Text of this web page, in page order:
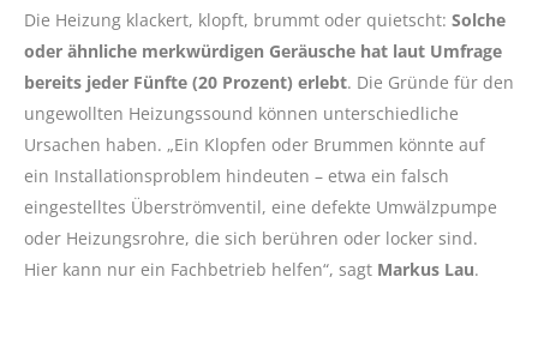
Die Heizung klackert, klopft, brummt oder quietscht: Solche
oder ähnliche merkwürdigen Geräusche hat laut Umfrage
bereits jeder Fünfte (20 Prozent) erlebt. Die Gründe für den
ungewollten Heizungssound können unterschiedliche
Ursachen haben. „Ein Klopfen oder Brummen könnte auf
ein Installationsproblem hindeuten – etwa ein falsch
eingestelltes Überströmventil, eine defekte Umwälzpumpe
oder Heizungsrohre, die sich berühren oder locker sind.
Hier kann nur ein Fachbetrieb helfen“, sagt Markus Lau.